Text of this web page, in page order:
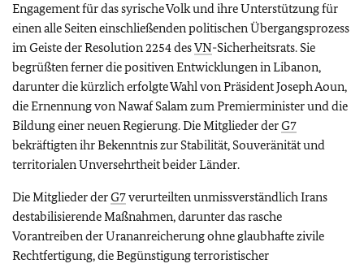
Engagement für das syrische Volk und ihre Unterstützung für
einen alle Seiten einschließenden politischen Übergangsprozess
im Geiste der Resolution 2254 desVN-Sicherheitsrats. Sie
begrüßten ferner die positiven Entwicklungen in Libanon,
darunter die kürzlich erfolgte Wahl von Präsident Joseph Aoun,
die Ernennung von Nawaf Salam zum Premierminister und die
Bildung einer neuen Regierung. Die Mitglieder derG7
bekräftigten ihr Bekenntnis zur Stabilität, Souveränität und
territorialen Unversehrtheit beider Länder.
Die Mitglieder derG7verurteilten unmissverständlich Irans
destabilisierende Maßnahmen, darunter das rasche
Vorantreiben der Urananreicherung ohne glaubhafte zivile
Rechtfertigung, die Begünstigung terroristischer